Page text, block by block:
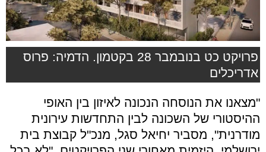
פרויקט כט בנובמבר 28 בקטמון. הדמיה: פרוס
אדריכלים
"מצאנו את הנוסחה הנכונה לאיזון בין האופי
ההיסטורי של השכונה לבין התחדשות עירונית
מודרנית", מסביר יחיאל סגל, מנכ"ל קבוצת בית